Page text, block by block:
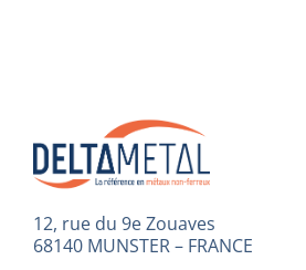
12, rue du 9e Zouaves
68140 MUNSTER – FRANCE